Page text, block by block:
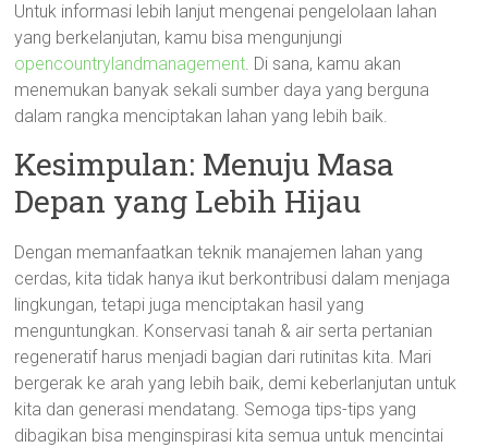
Untuk informasi lebih lanjut mengenai pengelolaan lahan
yang berkelanjutan, kamu bisa mengunjungi
opencountrylandmanagement. Di sana, kamu akan
menemukan banyak sekali sumber daya yang berguna
dalam rangka menciptakan lahan yang lebih baik.
Kesimpulan: Menuju Masa
Depan yang Lebih Hijau
Dengan memanfaatkan teknik manajemen lahan yang
cerdas, kita tidak hanya ikut berkontribusi dalam menjaga
lingkungan, tetapi juga menciptakan hasil yang
menguntungkan. Konservasi tanah & air serta pertanian
regeneratif harus menjadi bagian dari rutinitas kita. Mari
bergerak ke arah yang lebih baik, demi keberlanjutan untuk
kita dan generasi mendatang. Semoga tips-tips yang
dibagikan bisa menginspirasi kita semua untuk mencintai